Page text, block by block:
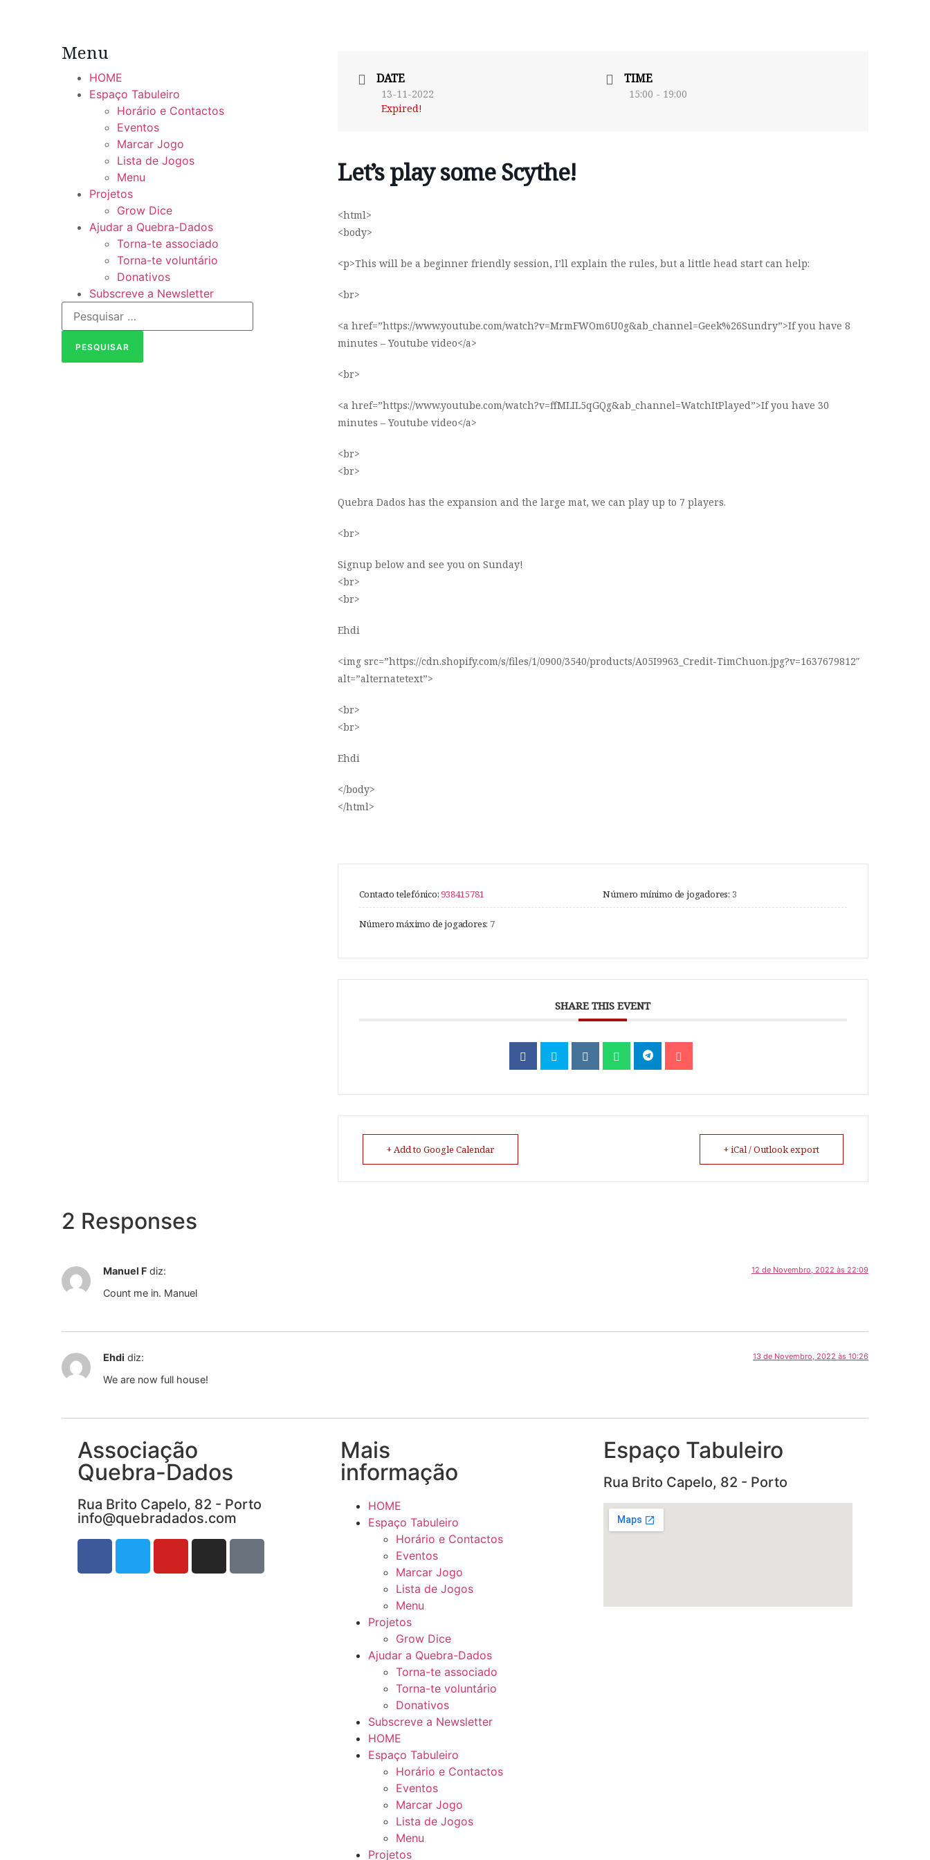
Menu
HOME
Espaço Tabuleiro
Horário e Contactos
Eventos
Marcar Jogo
Lista de Jogos
Menu
Projetos
Grow Dice
Ajudar a Quebra-Dados
Torna-te associado
Torna-te voluntário
Donativos
Subscreve a Newsletter
DATE
13-11-2022
Expired!
TIME
15:00 - 19:00
Let’s play some Scythe!
<html>
<body>
<p>This will be a beginner friendly session, I’ll explain the rules, but a little head start can help:
<br>
<a href=”https://www.youtube.com/watch?v=MrmFWOm6U0g&ab_channel=Geek%26Sundry”>If you have 8
minutes – Youtube video</a>
<br>
<a href=”https://www.youtube.com/watch?v=ffMLIL5qGQg&ab_channel=WatchItPlayed”>If you have 30
minutes – Youtube video</a>
<br>
<br>
Quebra Dados has the expansion and the large mat, we can play up to 7 players.
<br>
Signup below and see you on Sunday!
<br>
<br>
Ehdi
<img src=”https://cdn.shopify.com/s/files/1/0900/3540/products/A05I9963_Credit-TimChuon.jpg?v=1637679812″
alt=”alternatetext”>
<br>
<br>
Ehdi
</body>
</html>
Contacto telefónico:938415781 Número mínimo de jogadores: 3
Número máximo de jogadores: 7
SHARE THIS EVENT
+ Add to Google Calendar + iCal / Outlook export
2 Responses
Manuel F diz: 12 de Novembro, 2022 às 22:09
Count me in. Manuel
Ehdi diz: 13 de Novembro, 2022 às 10:26
We are now full house!
Associação
Quebra-Dados
Rua Brito Capelo, 82 - Porto
info@quebradados.com
Mais
informação
HOME
Espaço Tabuleiro
Horário e Contactos
Eventos
Marcar Jogo
Lista de Jogos
Menu
Projetos
Grow Dice
Ajudar a Quebra-Dados
Torna-te associado
Torna-te voluntário
Donativos
Subscreve a Newsletter
HOME
Espaço Tabuleiro
Horário e Contactos
Eventos
Marcar Jogo
Lista de Jogos
Menu
Projetos
Espaço Tabuleiro
Rua Brito Capelo, 82 - Porto